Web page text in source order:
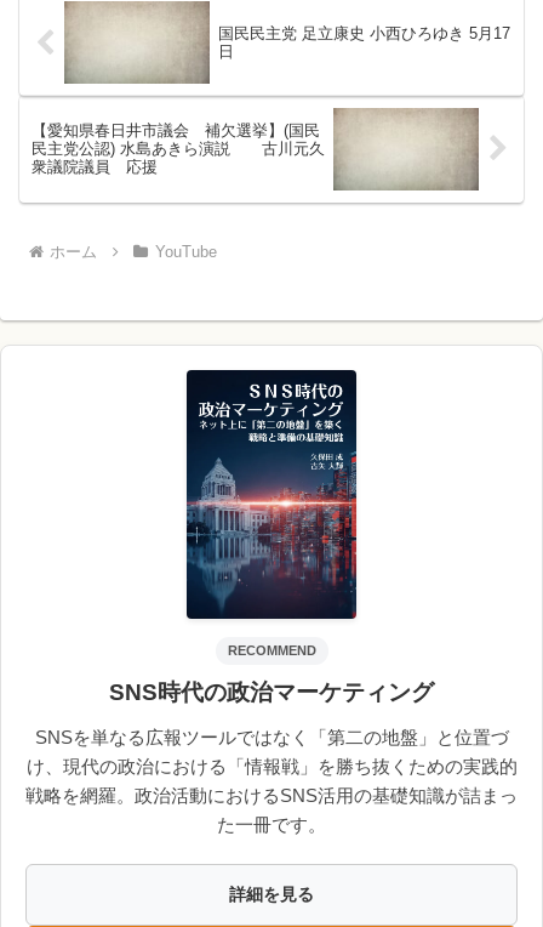
国民民主党 足立康史 小西ひろゆき 5月17
日
【愛知県春日井市議会 補欠選挙】(国民
民主党公認) 水島あきら演説 古川元久
衆議院議員 応援
ホーム YouTube
RECOMMEND
SNS時代の政治マーケティング
SNSを単なる広報ツールではなく「第二の地盤」と位置づ
け、現代の政治における「情報戦」を勝ち抜くための実践的
戦略を網羅。政治活動におけるSNS活用の基礎知識が詰まっ
た一冊です。
詳細を見る